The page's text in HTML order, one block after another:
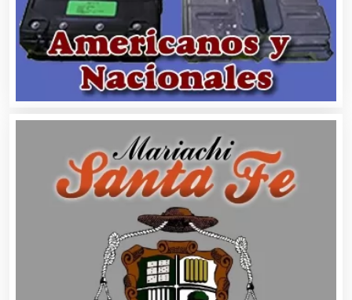
Artículos para el Hogar
Artículos para Regalos
Artículos Personales
Artículos Publicitarios
Aseguradoras